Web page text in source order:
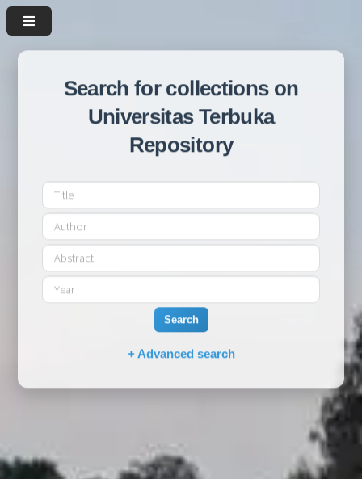
Search for collections on
Universitas Terbuka
Repository
Search
+ Advanced search